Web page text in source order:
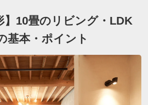
】10畳のリビング・LDK
基本・ポイント